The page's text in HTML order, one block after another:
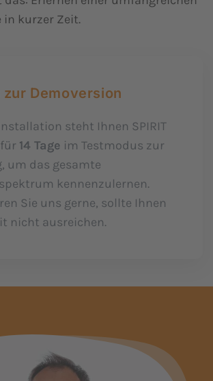
in kurzer Zeit.
Demoversion
steht Ihnen SPIRIT
14 Tage im Testmodus zur
um das gesamte
kennenzulernen.
Sie uns gerne, sollte Ihnen
nicht ausreichen.